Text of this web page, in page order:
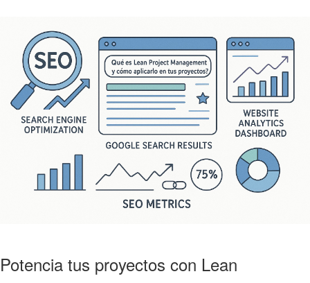
Potencia tus proyectos con Lean